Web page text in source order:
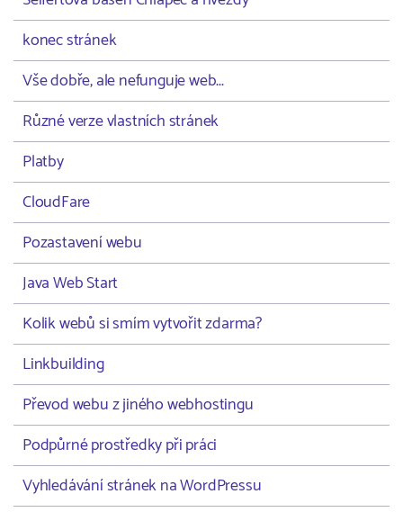
konec stránek
Vše dobře, ale nefunguje web...
Různé verze vlastních stránek
Platby
CloudFare
Pozastavení webu
Java Web Start
Kolik webů si smím vytvořit zdarma?
Linkbuilding
Převod webu z jiného webhostingu
Podpůrné prostředky při práci
Vyhledávání stránek na WordPressu